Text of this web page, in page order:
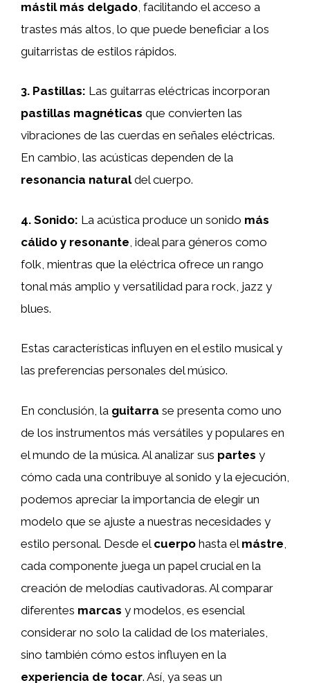
mástil más delgado , facilitando el acceso a
trastes más altos, lo que puede beneficiar a los
guitarristas de estilos rápidos.
3. Pastillas: Las guitarras eléctricas incorporan
pastillas magnéticas que convierten las
vibraciones de las cuerdas en señales eléctricas.
En cambio, las acústicas dependen de la
resonancia naturaldel cuerpo.
4. Sonido: La acústica produce un sonido más
cálido y resonante , ideal para géneros como
folk, mientras que la eléctrica ofrece un rango
tonal más amplio y versatilidad para rock, jazz y
blues.
Estas características influyen en el estilo musical y
las preferencias personales del músico.
En conclusión, la guitarra se presenta como uno
de los instrumentos más versátiles y populares en
el mundo de la música. Al analizar sus partes y
cómo cada una contribuye al sonido y la ejecución,
podemos apreciar la importancia de elegir un
modelo que se ajuste a nuestras necesidades y
estilo personal. Desde el cuerpo hasta el mástre
cada componente juega un papel crucial en la
creación de melodías cautivadoras. Al comparar
diferentes marcas y modelos, es esencial
considerar no solo la calidad de los materiales,
sino también cómo estos influyen en la
experiencia de tocar. Así, ya seas un